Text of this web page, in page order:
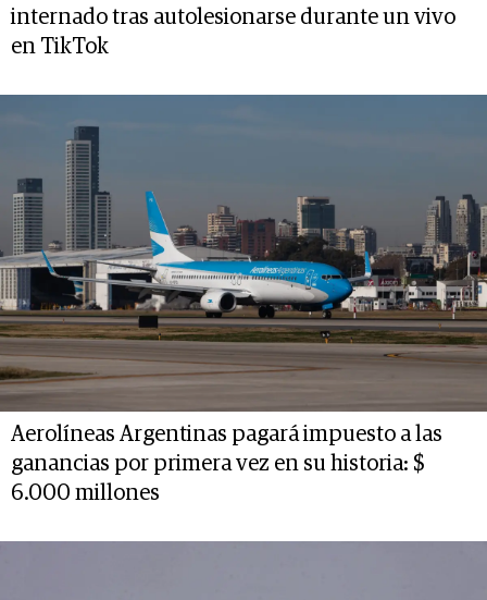
internado tras autolesionarse durante un vivo
en TikTok
Aerolíneas Argentinas pagará impuesto a las
ganancias por primera vez en su historia: $
6.000 millones